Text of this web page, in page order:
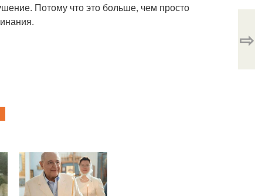
Потому что это больше, чем просто
⇨